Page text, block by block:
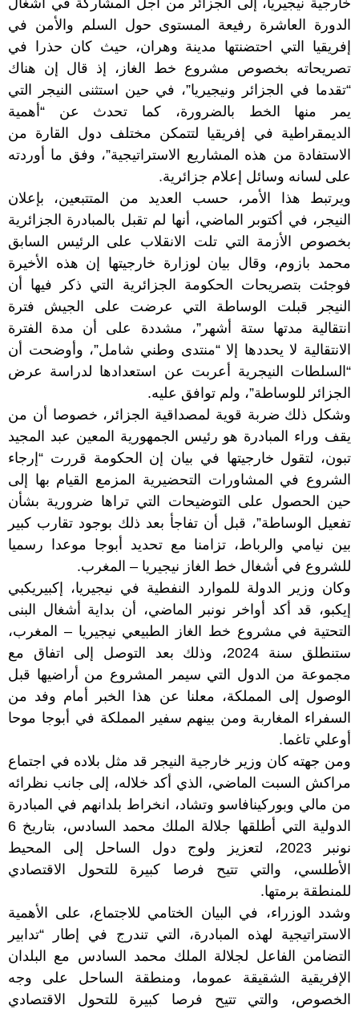
الدورة العاشرة رفيعة المستوى حول السلم والأمن في
إفريقيا التي احتضنتها مدينة وهران، حيث كان حذرا في
تصريحاته بخصوص مشروع خط الغاز، إذ قال إن هناك
“تقدما في الجزائر ونيجيريا”، في حين استثنى النيجر التي
يمر منها الخط بالضرورة، كما تحدث عن “أهمية
الديمقراطية في إفريقيا لتتمكن مختلف دول القارة من
الاستفادة من هذه المشاريع الاستراتيجية”، وفق ما أوردته
على لسانه وسائل إعلام جزائرية.
ويرتبط هذا الأمر، حسب العديد من المتتبعين، بإعلان
النيجر، في أكتوبر الماضي، أنها لم تقبل بالمبادرة الجزائرية
بخصوص الأزمة التي تلت الانقلاب على الرئيس السابق
محمد بازوم، وقال بيان لوزارة خارجيتها إن هذه الأخيرة
فوجئت بتصريحات الحكومة الجزائرية التي ذكر فيها أن
النيجر قبلت الوساطة التي عرضت على الجيش فترة
انتقالية مدتها ستة أشهر”، مشددة على أن مدة الفترة
الانتقالية لا يحددها إلا “منتدى وطني شامل”، وأوضحت أن
“السلطات النيجرية أعربت عن استعدادها لدراسة عرض
الجزائر للوساطة”، ولم توافق عليه.
وشكل ذلك ضربة قوية لمصداقية الجزائر، خصوصا أن من
يقف وراء المبادرة هو رئيس الجمهورية المعين عبد المجيد
تبون، لتقول خارجيتها في بيان إن الحكومة قررت “إرجاء
الشروع في المشاورات التحضيرية المزمع القيام بها إلى
حين الحصول على التوضيحات التي تراها ضرورية بشأن
تفعيل الوساطة”، قبل أن تفاجأ بعد ذلك بوجود تقارب كبير
بين نيامي والرباط، تزامنا مع تحديد أبوجا موعدا رسميا
للشروع في أشغال خط الغاز نيجيريا – المغرب.
وكان وزير الدولة للموارد النفطية في نيجيريا، إكبيريكبي
إيكبو، قد أكد أواخر نونبر الماضي، أن بداية أشغال البنى
التحتية في مشروع خط الغاز الطبيعي نيجيريا – المغرب،
ستنطلق سنة 2024، وذلك بعد التوصل إلى اتفاق مع
مجموعة من الدول التي سيمر المشروع من أراضيها قبل
الوصول إلى المملكة، معلنا عن هذا الخبر أمام وفد من
السفراء المغاربة ومن بينهم سفير المملكة في أبوجا موحا
أوعلي تاغما.
ومن جهته كان وزير خارجية النيجر قد مثل بلاده في اجتماع
مراكش السبت الماضي، الذي أكد خلاله، إلى جانب نظرائه
من مالي وبوركينافاسو وتشاد، انخراط بلدانهم في المبادرة
الدولية التي أطلقها جلالة الملك محمد السادس، بتاريخ 6
نونبر 2023، لتعزيز ولوج دول الساحل إلى المحيط
الأطلسي، والتي تتيح فرصا كبيرة للتحول الاقتصادي
للمنطقة برمتها.
وشدد الوزراء، في البيان الختامي للاجتماع، على الأهمية
الاستراتيجية لهذه المبادرة، التي تندرج في إطار “تدابير
التضامن الفاعل لجلالة الملك محمد السادس مع البلدان
الإفريقية الشقيقة عموما، ومنطقة الساحل على وجه
الخصوص، والتي تتيح فرصا كبيرة للتحول الاقتصادي